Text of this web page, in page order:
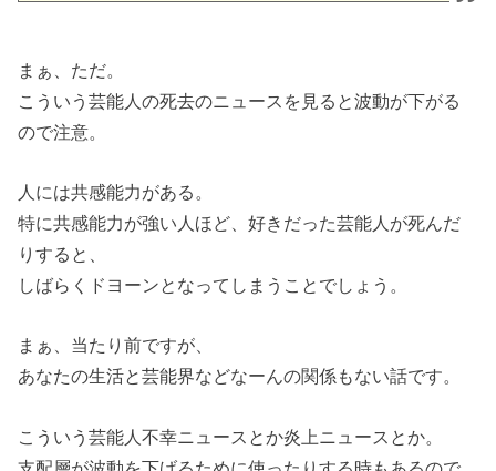
まぁ、ただ。
こういう芸能人の死去のニュースを見ると波動が下がる
ので注意。
人には共感能力がある。
特に共感能力が強い人ほど、好きだった芸能人が死んだ
りすると、
しばらくドヨーンとなってしまうことでしょう。
まぁ、当たり前ですが、
あなたの生活と芸能界などなーんの関係もない話です。
こういう芸能人不幸ニュースとか炎上ニュースとか。